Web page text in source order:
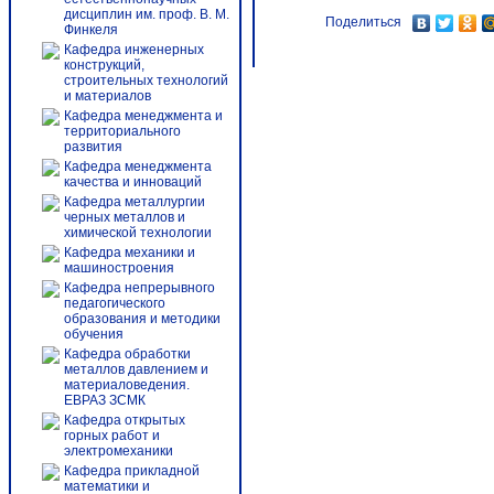
дисциплин им. проф. В. М.
Финкеля
Кафедра инженерных
конструкций,
строительных технологий
и материалов
Кафедра менеджмента и
территориального
развития
Кафедра менеджмента
качества и инноваций
Кафедра металлургии
черных металлов и
химической технологии
Кафедра механики и
машиностроения
Кафедра непрерывного
педагогического
образования и методики
обучения
Кафедра обработки
металлов давлением и
материаловедения.
ЕВРАЗ ЗСМК
Кафедра открытых
горных работ и
электромеханики
Кафедра прикладной
математики и
Поделиться